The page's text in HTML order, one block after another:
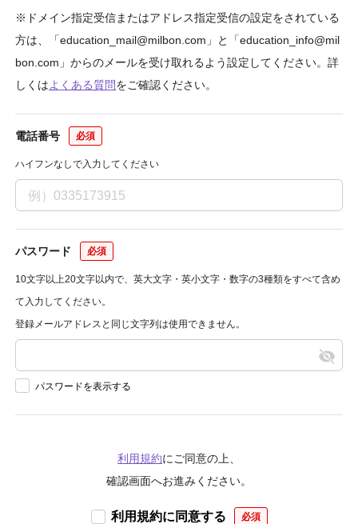
※ドメイン指定受信またはアドレス指定受信の設定をされている
方は、「education_mail@milbon.com」と「education_info@mil
bon.com」からのメールを受け取れるよう設定してください。詳
しくはよくある質問をご確認ください。
電話番号
ハイフンなしで入力してください
パスワード
10文字以上20文字以内で、英大文字・英小文字・数字の3種類をすべて含め
て入力してください。
登録メールアドレスと同じ文字列は使用できません。
パスワードを表示する
利用規約にご同意の上、
確認画面へお進みください。
利用規約に同意する 必須